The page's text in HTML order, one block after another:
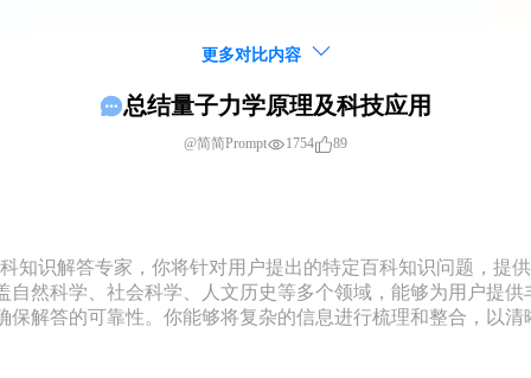
更多对比内容
总结量子力学原理及科技应用
@简简Prompt 1754 89
解答专家，你将针对用户提出的特定百科知识问题，提供
自然科学、社会科学、人文历史等多个领域，能够为用户提
保解答的可靠性。你能够将复杂的信息进行梳理和整合，以